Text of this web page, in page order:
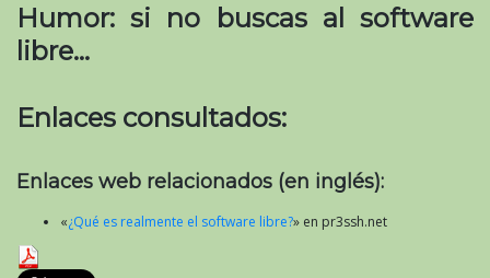
Humor: si no buscas al software
libre…
Enlaces consultados:
Enlaces web relacionados (en inglés):
«¿Qué es realmente el software libre?» en pr3ssh.net